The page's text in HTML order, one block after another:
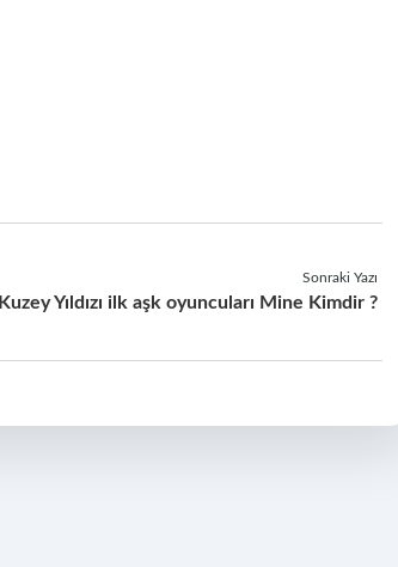
Sonraki Yazı
Kuzey Yıldızı ilk aşk oyuncuları Mine Kimdir ?